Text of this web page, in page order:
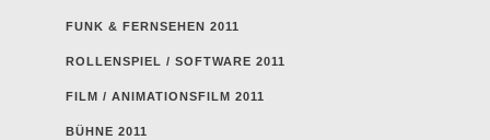
FUNK & FERNSEHEN 2011
ROLLENSPIEL / SOFTWARE 2011
FILM / ANIMATIONSFILM 2011
BÜHNE 2011